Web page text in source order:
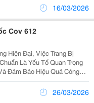
Về An Toàn Lao Động, Nhiều
16/03/2026
Cov 612
Hiện Đại, Việc Trang Bị
Là Yếu Tố Quan Trọng
Đảm Bảo Hiệu Quả Công
Hiện Nay Đang Quan Tâm
Cov 612 Thông Qua Nhà
26/03/2026